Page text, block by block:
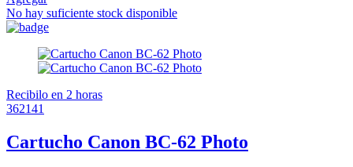
No hay suficiente stock disponible
Recibilo en 2 horas
362141
Cartucho Canon BC-62 Photo